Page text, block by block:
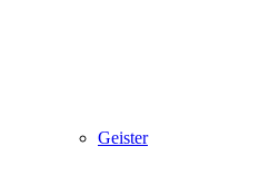
Geister